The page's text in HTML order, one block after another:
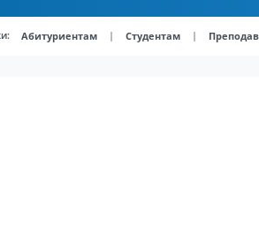
Абитуриентам | Студентам |